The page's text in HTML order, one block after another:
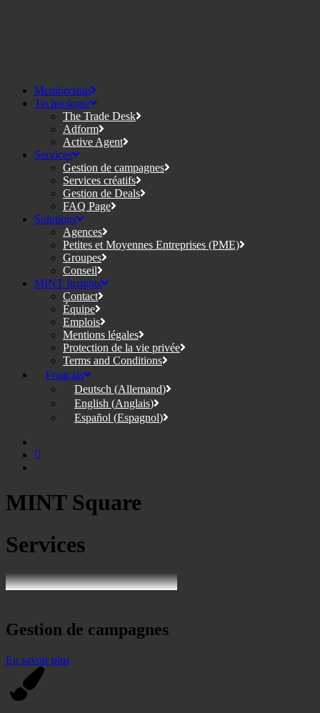
Membership
Technologie
The Trade Desk
Adform
Active Agent
Services
Gestion de campagnes
Services créatifs
Gestion de Deals
FAQ Page
Solutions
Agences
Petites et Moyennes Entreprises (PME)
Groupes
Conseil
MINT Insights
Contact
Équipe
Emplois
Mentions légales
Protection de la vie privée
Terms and Conditions
Français
Deutsch (Allemand)
English (Anglais)
Español (Espagnol)
MINT Square
Services
Gestion de campagnes
En savoir plus